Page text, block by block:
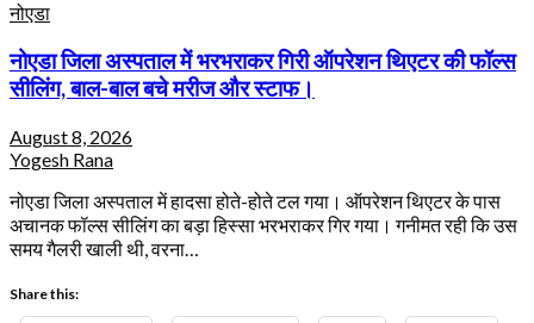
नोएडा
नोएडा जिला अस्पताल में भरभराकर गिरी ऑपरेशन थिएटर की फॉल्स
सीलिंग, बाल-बाल बचे मरीज और स्टाफ।
August 8, 2026
Yogesh Rana
नोएडा जिला अस्पताल में हादसा होते-होते टल गया। ऑपरेशन थिएटर के पास
अचानक फॉल्स सीलिंग का बड़ा हिस्सा भरभराकर गिर गया। गनीमत रही कि उस
समय गैलरी खाली थी, वरना…
Share this: